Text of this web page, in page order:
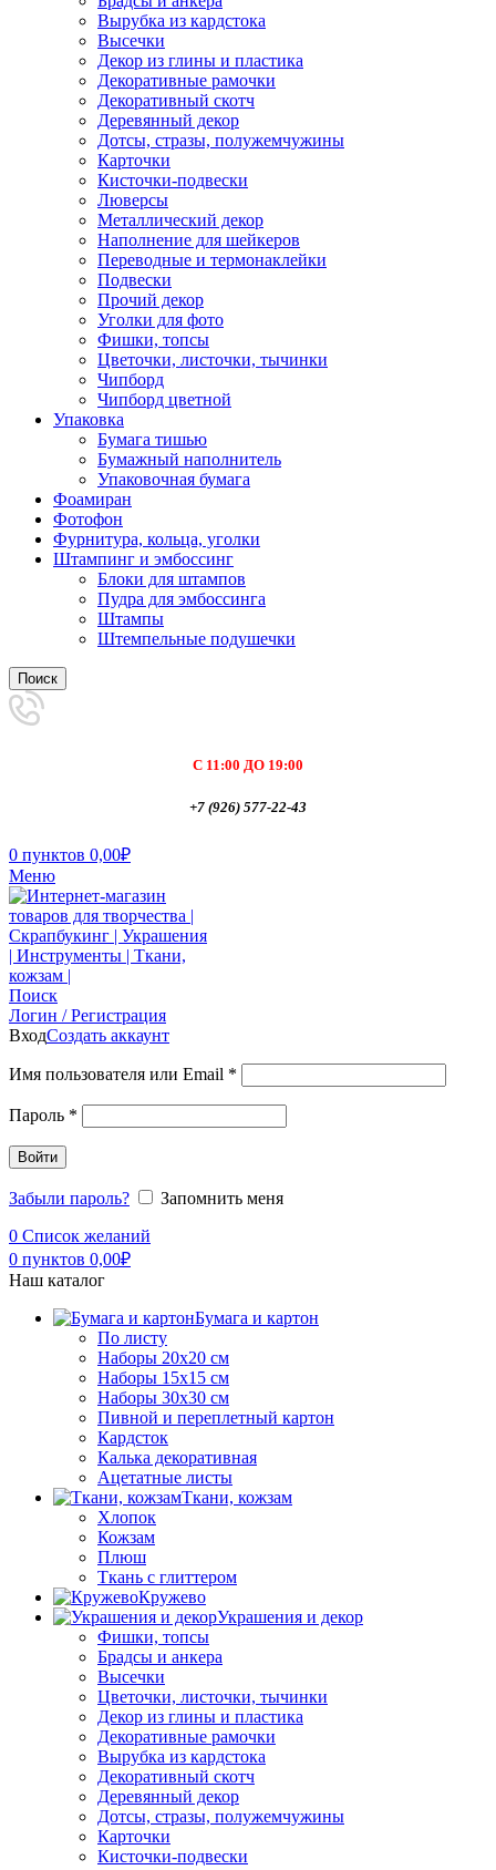
Вырубка из кардстока
Высечки
Декор из глины и пластика
Декоративные рамочки
Декоративный скотч
Деревянный декор
Дотсы, стразы, полужемчужины
Карточки
Кисточки-подвески
Люверсы
Металлический декор
Наполнение для шейкеров
Переводные и термонаклейки
Подвески
Прочий декор
Уголки для фото
Фишки, топсы
Цветочки, листочки, тычинки
Чипборд
Чипборд цветной
Упаковка
Бумага тишью
Бумажный наполнитель
Упаковочная бумага
Фоамиран
Фотофон
Фурнитура, кольца, уголки
Штампинг и эмбоссинг
Блоки для штампов
Пудра для эмбоссинга
Штампы
Штемпельные подушечки
Поиск
С 11:00 ДО 19:00
+7 (926) 577-22-43
0 пунктов 0,00₽
Меню
Поиск
Логин / Регистрация
ВходСоздать аккаунт
Имя пользователя или Email *
Пароль *
Войти
Забыли пароль?
Запомнить меня
0 Список желаний
0 пунктов 0,00₽
Наш каталог
Бумага и картон
По листу
Наборы 20х20 см
Наборы 15х15 см
Наборы 30х30 см
Пивной и переплетный картон
Кардсток
Калька декоративная
Ацетатные листы
Ткани, кожзам
Хлопок
Кожзам
Плюш
Ткань с глиттером
Кружево
Украшения и декор
Фишки, топсы
Брадсы и анкера
Высечки
Цветочки, листочки, тычинки
Декор из глины и пластика
Декоративные рамочки
Вырубка из кардстока
Декоративный скотч
Деревянный декор
Дотсы, стразы, полужемчужины
Карточки
Кисточки-подвески